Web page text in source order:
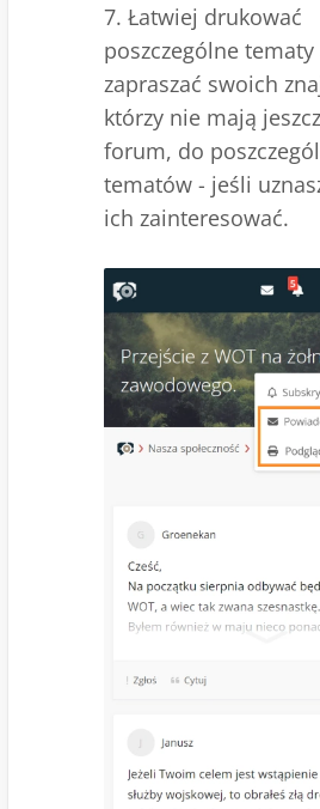
7. Łatwiej drukować
poszczególne
zapraszać swoich
którzy nie mają
forum, do
tematów - jeśli
ich zainteresować.